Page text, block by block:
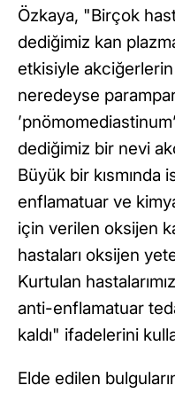
Özkaya, "Birçok
dediğimiz kan
etkisiyle
neredeyse
dediğimiz bir nevi
Büyük bir kısmında
enflamatuar ve
için verilen oksijen
hastaları oksijen
Kurtulan
anti-enflamatuar
kaldı" ifadelerini
Elde edilen